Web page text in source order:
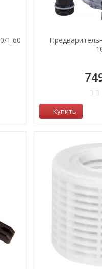
1 60
Купить